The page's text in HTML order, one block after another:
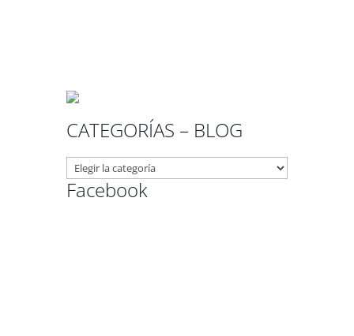
CATEGORÍAS – BLOG
CATEGORÍAS
–
BLOG
Facebook